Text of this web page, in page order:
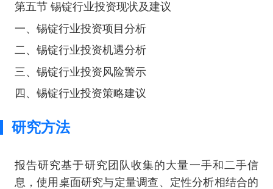
第五节 锡锭行业投资现状及建议
一、锡锭行业投资项目分析
二、锡锭行业投资机遇分析
三、锡锭行业投资风险警示
四、锡锭行业投资策略建议
研究方法
报告研究基于研究团队收集的大量一手和二手信
息，使用桌面研究与定量调查、定性分析相结合的